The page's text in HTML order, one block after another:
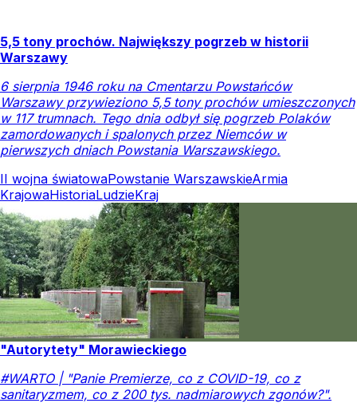
5,5 tony prochów. Największy pogrzeb w historii
Warszawy
6 sierpnia 1946 roku na Cmentarzu Powstańców
Warszawy przywieziono 5,5 tony prochów umieszczonych
w 117 trumnach. Tego dnia odbył się pogrzeb Polaków
zamordowanych i spalonych przez Niemców w
pierwszych dniach Powstania Warszawskiego.
II wojna światowaPowstanie WarszawskieArmia
KrajowaHistoriaLudzieKraj
"Autorytety" Morawieckiego
#WARTO | "Panie Premierze, co z COVID-19, co z
sanitaryzmem, co z 200 tys. nadmiarowych zgonów?".